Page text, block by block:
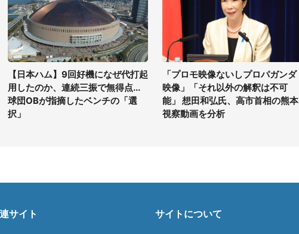
【日本ハム】9回好機になぜ代打起
用したのか、連続三振で無得点...
球団OBが指摘したベンチの「選
択」
「プロモ映像ないしプロパガンダ
映像」「それ以外の解釈は不可
能」 想田和弘氏、高市首相の熊本
視察動画を分析
サイト サイトについて